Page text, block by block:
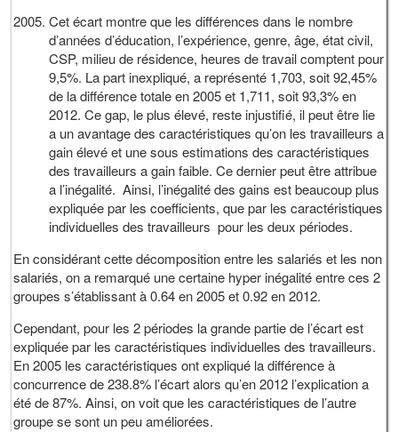
Cet écart montre que les différences dans le nombre
d’années d’éducation, l’expérience, genre, âge, état civil,
CSP, milieu de résidence, heures de travail comptent pour
9,5%. La part inexpliqué, a représenté 1,703, soit 92,45%
de la différence totale en 2005 et 1,711, soit 93,3% en
2012. Ce gap, le plus élevé, reste injustifié, il peut être lie
a un avantage des caractéristiques qu’on les travailleurs a
gain élevé et une sous estimations des caractéristiques
des travailleurs a gain faible. Ce dernier peut être attribue
a l’inégalité. Ainsi, l’inégalité des gains est beaucoup plus
expliquée par les coefficients, que par les caractéristiques
individuelles des travailleurs pour les deux périodes.
En considérant cette décomposition entre les salariés et les non
salariés, on a remarqué une certaine hyper inégalité entre ces 2
groupes s’établissant à 0.64 en 2005 et 0.92 en 2012.
Cependant, pour les 2 périodes la grande partie de l’écart est
expliquée par les caractéristiques individuelles des travailleurs.
En 2005 les caractéristiques ont expliqué la différence à
concurrence de 238.8% l’écart alors qu’en 2012 l’explication a
été de 87%. Ainsi, on voit que les caractéristiques de l’autre
groupe se sont un peu améliorées.